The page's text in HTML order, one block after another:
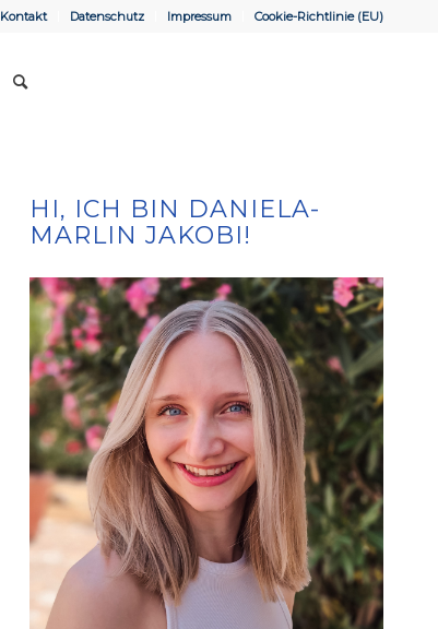
Kontakt Datenschutz Impressum Cookie-Richtlinie (EU)
HI, ICH BIN DANIELA-
MARLIN JAKOBI!